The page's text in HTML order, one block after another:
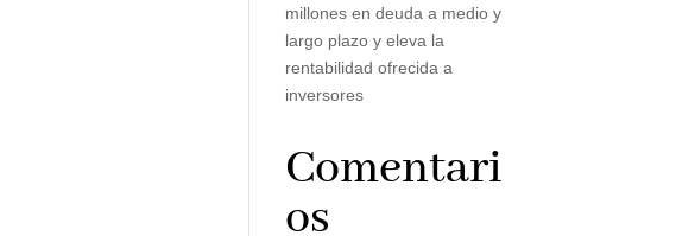
millones en deuda a medio y
largo plazo y eleva la
rentabilidad ofrecida a
inversores
Comentari
os